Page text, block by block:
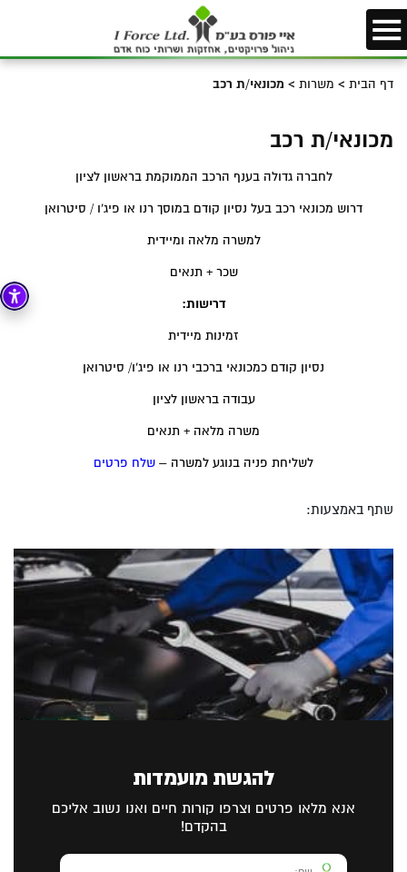
דף הבית > משרות > מכונאי/ת רכב
מכונאי/ת רכב
לחברה גדולה בענף הרכב הממוקמת בראשון לציון
דרוש מכונאי רכב בעל נסיון קודם במוסך רנו או פיג’ו / סיטרואן
למשרה מלאה ומיידית
שכר + תנאים
דרישות:
זמינות מיידית
נסיון קודם כמכונאי ברכבי רנו או פיג’ו/ סיטרואן
עבודה בראשון לציון
משרה מלאה + תנאים
לשליחת פניה בנוגע למשרה – שלח פרטים
שתף באמצעות:
להגשת מועמדות
אנא מלאו פרטים וצרפו קורות חיים ואנו נשוב אליכם
בהקדם!